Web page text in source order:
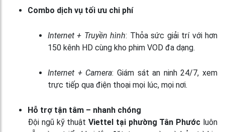
Combo dịch vụ tối ưu chi phí
Internet + Truyền hình: Thỏa sức giải trí với hơn
150 kênh HD cùng kho phim VOD đa dạng.
Internet + Camera: Giám sát an ninh 24/7, xem
trực tiếp qua điện thoại mọi lúc, mọi nơi.
Hỗ trợ tận tâm – nhanh chóng
Đội ngũ kỹ thuậtViettel tại phường Tân Phước luôn